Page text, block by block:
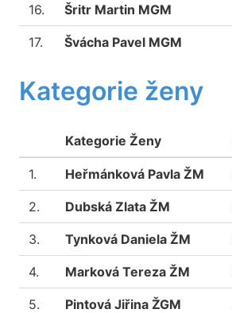
16. Šritr Martin MGM
17. Švácha Pavel MGM
Kategorie ženy
Kategorie Ženy
1. Heřmánková Pavla ŽM
2. Dubská Zlata ŽM
3. Tynková Daniela ŽM
4. Marková Tereza ŽM
5. Pintová Jiřina ŽGM